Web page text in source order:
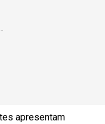
apresentam